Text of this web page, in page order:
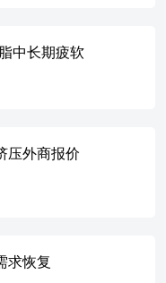
整性均不作任何保证，且
所有这些信息不会发生任
达意见，仅作参考之
告作者无关。
中长期疲软
压外商报价
求恢复